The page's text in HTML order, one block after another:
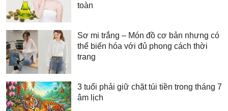
toàn
Sơ mi trắng – Món đồ cơ bản nhưng có
thể biến hóa với đủ phong cách thời
trang
3 tuổi phải giữ chặt túi tiền trong tháng 7
âm lịch